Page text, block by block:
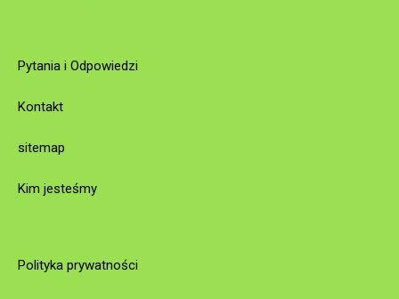
Pytania i Odpowiedzi
Kontakt
sitemap
Kim jesteśmy
Polityka prywatności